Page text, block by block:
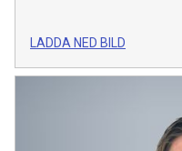
LADDA NED BILD